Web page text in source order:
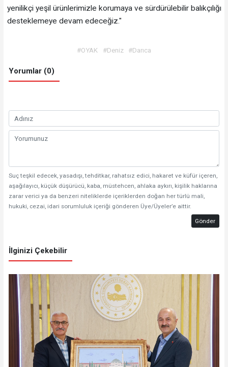
yenilikçi yeşil ürünlerimizle korumaya ve sürdürülebilir balıkçılığı
desteklemeye devam edeceğiz."
#OYAK #Deniz #Darıca
Yorumlar (0)
Suç teşkil edecek, yasadışı, tehditkar, rahatsız edici, hakaret ve küfür içeren,
aşağılayıcı, küçük düşürücü, kaba, müstehcen, ahlaka aykırı, kişilik haklarına
zarar verici ya da benzeri niteliklerde içeriklerden doğan her türlü mali,
hukuki, cezai, idari sorumluluk içeriği gönderen Üye/Üyeler’e aittir.
Gönder
İlginizi Çekebilir